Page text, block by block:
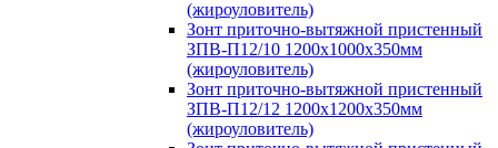
(жироуловитель)
Зонт приточно-вытяжной пристенный
ЗПВ-П12/10 1200х1000х350мм
(жироуловитель)
Зонт приточно-вытяжной пристенный
ЗПВ-П12/12 1200х1200х350мм
(жироуловитель)